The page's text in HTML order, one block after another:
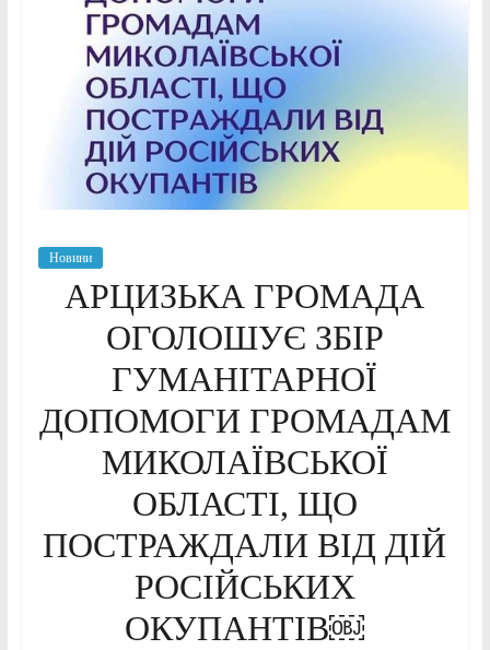
Новини
АРЦИЗЬКА ГРОМАДА
ОГОЛОШУЄ ЗБІР
ГУМАНІТАРНОЇ
ДОПОМОГИ ГРОМАДАМ
МИКОЛАЇВСЬКОЇ
ОБЛАСТІ, ЩО
ПОСТРАЖДАЛИ ВІД ДІЙ
РОСІЙСЬКИХ
ОКУПАНТІВ￼